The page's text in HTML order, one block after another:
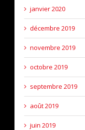
janvier 2020
décembre 2019
novembre 2019
octobre 2019
septembre 2019
août 2019
juin 2019